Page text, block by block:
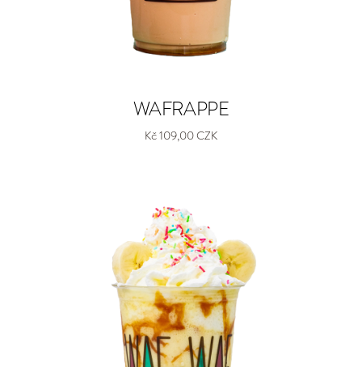
WAFRAPPE
Kč 109,00 CZK